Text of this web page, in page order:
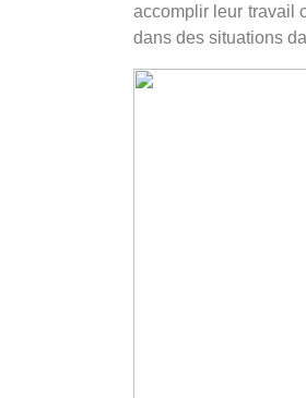
accomplir leur travail
dans des situations